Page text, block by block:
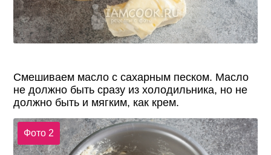
Смешиваем масло с сахарным песком. Масло
не должно быть сразу из холодильника, но не
должно быть и мягким, как крем.
Фото 2